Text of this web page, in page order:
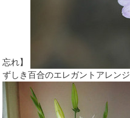
忘れ】
ずしき百合のエレガントアレンジ